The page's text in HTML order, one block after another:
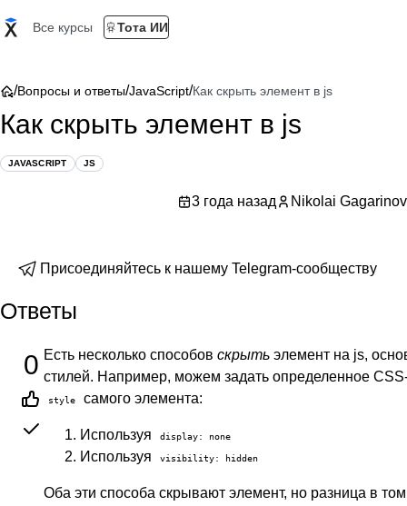
Все курсы Тота ИИ
/Вопросы и ответы/JavaScript/Как скрыть элемент в js
Как скрыть элемент в js
JAVASCRIPT JS
3 года назад Nikolai Gagarinov
Присоединяйтесь к нашему Telegram-сообществу
Ответы
0 Есть несколько способов скрыть элемент на js,
стилей. Например, можем задать определенное
style самого элемента:
Используя display: none
Используя visibility: hidden
Оба эти способа скрывают элемент, но разница в